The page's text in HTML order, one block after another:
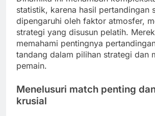
statistik, karena hasil pertandingan
dipengaruhi oleh faktor atmosfer,
strategi yang disusun pelatih.
memahami pentingnya
tandang dalam pilihan strategi dan
pemain.
Menelusuri match penting
krusial